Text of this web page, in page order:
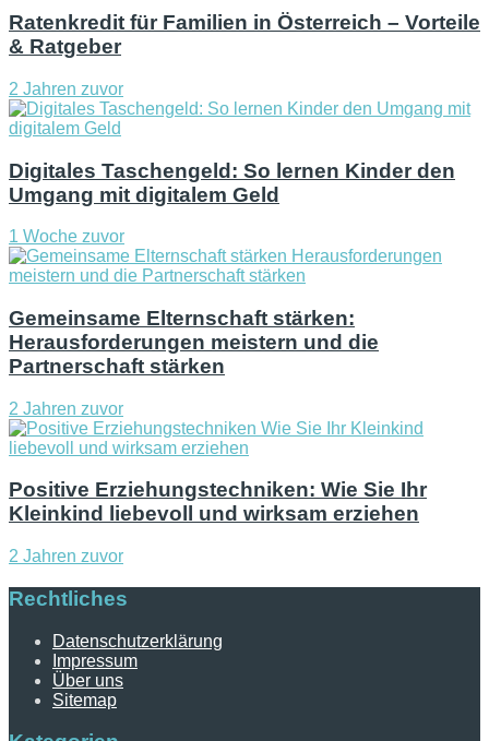
Ratenkredit für Familien in Österreich – Vorteile
& Ratgeber
2 Jahren zuvor
Digitales Taschengeld: So lernen Kinder den
Umgang mit digitalem Geld
1 Woche zuvor
Gemeinsame Elternschaft stärken:
Herausforderungen meistern und die
Partnerschaft stärken
2 Jahren zuvor
Positive Erziehungstechniken: Wie Sie Ihr
Kleinkind liebevoll und wirksam erziehen
2 Jahren zuvor
Rechtliches
Datenschutzerklärung
Impressum
Über uns
Sitemap